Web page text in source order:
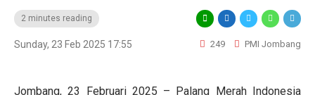
2 minutes reading
Sunday, 23 Feb 2025 17:55 249 PMI Jombang
Jombang, 23 Februari 2025 – Palang Merah Indonesia